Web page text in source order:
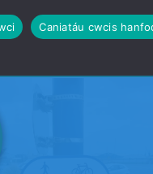
Caniatáu cwcis